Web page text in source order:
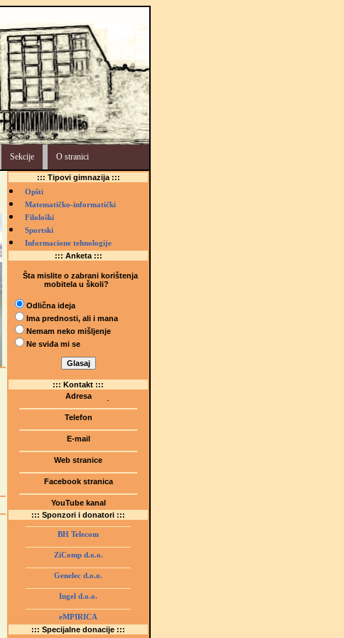
Sekcije O stranici
::: Tipovi gimnazija :::
Opšti
Matematičko-informatički
Filološki
Sportski
Informacione tehnologije
::: Anketa :::
Šta mislite o zabrani korištenja
mobitela u školi?
Odlična ideja
Ima prednosti, ali i mana
Nemam neko mišljenje
Ne sviđa mi se
::: Kontakt :::
Adresa
(Šetalište I.G. Kovačića 1)
75000 Tuzla, BiH
Telefon
E-mail
Web stranice
www.gmstziam.com.ba
Facebook stranica
YouTube kanal
GMS Tuzla
::: Sponzori i donatori :::
BH Telecom
ZiComp d.o.o.
Genelec d.o.o.
Ingel d.o.o.
eMPIRICA
::: Specijalne donacije :::